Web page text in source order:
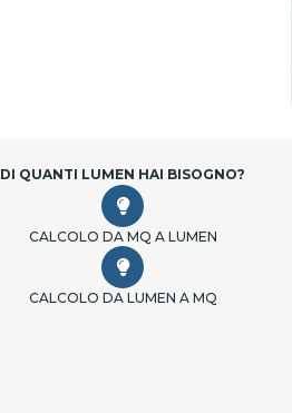
DI QUANTI LUMEN HAI BISOGNO?
CALCOLO DA MQ A LUMEN
CALCOLO DA LUMEN A MQ